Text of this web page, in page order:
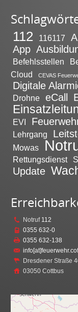
112 116117
App
Befehlsstellen
Cloud
CEVAS
Digitale
Drohne eCall
EVI
Lehrgang
Mowas
Rettungsdienst
Update
Notruf 112
0355 632-0
0355 632-138
Dresdener Straße
03050 Cottbus